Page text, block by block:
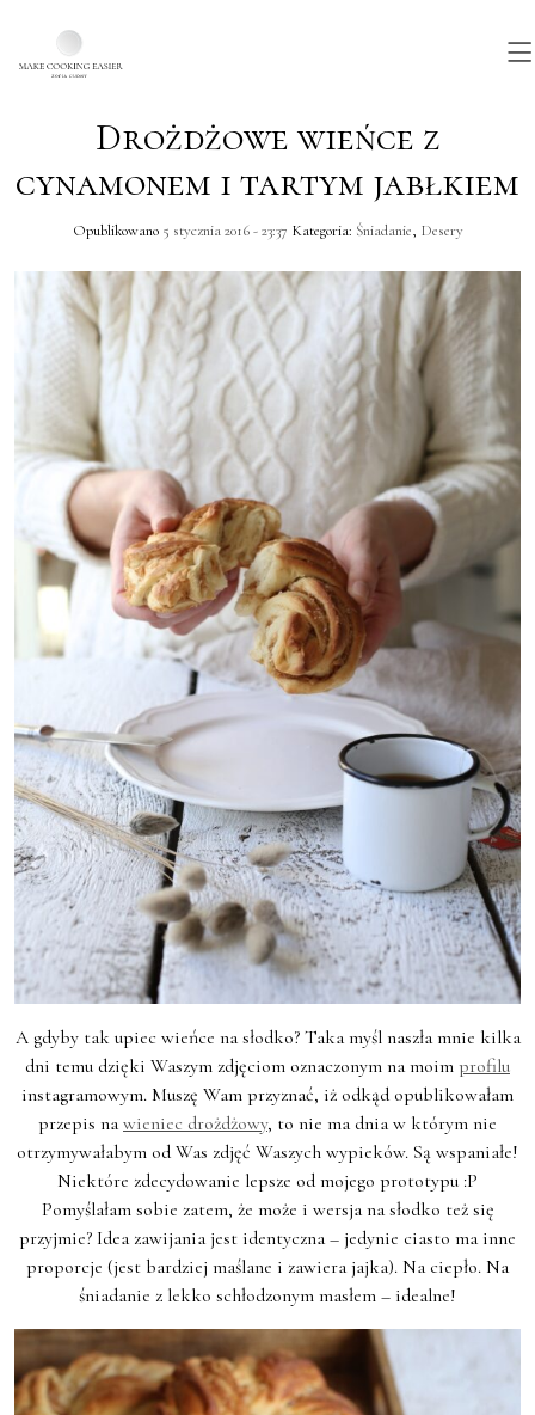
Skip to main contentDrożdżowe wieńce z
cynamonem i tartym jabłkiem
Opublikowano 5 stycznia 2016 - 23:37 Kategoria: Śniadanie, Desery
A gdyby tak upiec wieńce na słodko? Taka myśl naszła mnie kilka
dni temu dzięki Waszym zdjęciom oznaczonym na moim profilu
instagramowym. Muszę Wam przyznać, iż odkąd opublikowałam
przepis nawieniec drożdżowy, to nie ma dnia w którym nie
otrzymywałabym od Was zdjęć Waszych wypieków. Są wspaniałe!
Niektóre zdecydowanie lepsze od mojego prototypu :P
Pomyślałam sobie zatem, że może i wersja na słodko też się
przyjmie? Idea zawijania jest identyczna – jedynie ciasto ma inne
proporcje (jest bardziej maślane i zawiera jajka). Na ciepło. Na
śniadanie z lekko schłodzonym masłem – idealne!